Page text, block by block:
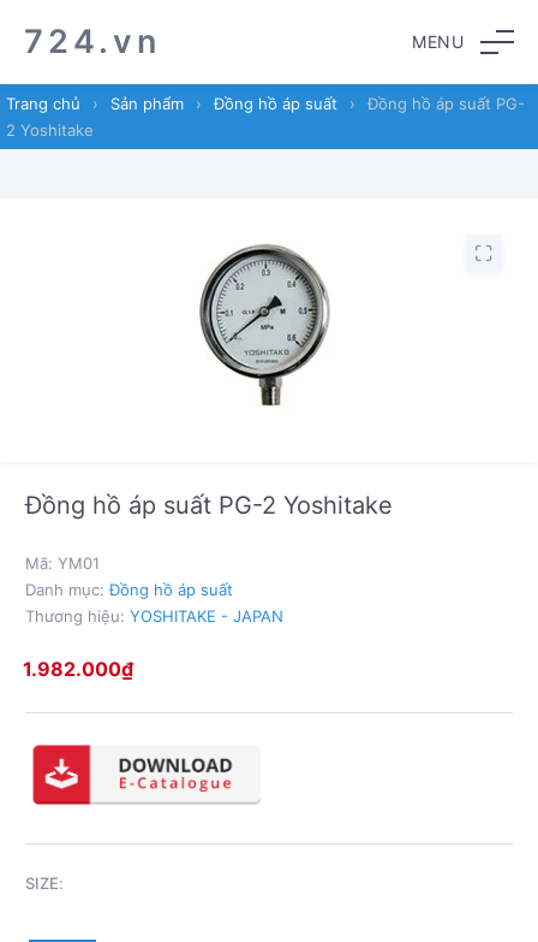
to
navigation
to
content
724.vn MENU
Trang chủ › Sản phẩm › Đồng hồ áp suất ›
Đồng hồ áp suất PG-
2 Yoshitake
Đồng hồ áp suất PG-2 Yoshitake
1.982.000₫
SIZE:
Mã: YM01
Danh mục:Đồng hồ áp suất
Thương hiệu: YOSHITAKE - JAPAN